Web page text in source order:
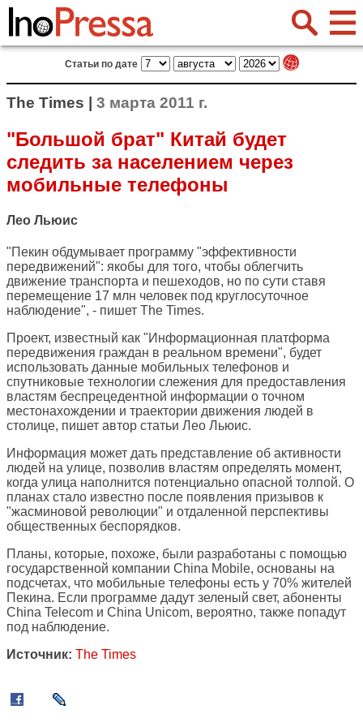
Статьи по дате
The Times | 3 марта 2011 г.
"Большой брат" Китай будет
следить за населением через
мобильные телефоны
Лео Льюис
"Пекин обдумывает программу "эффективности
передвижений": якобы для того, чтобы облегчить
движение транспорта и пешеходов, но по сути ставя
перемещение 17 млн человек под круглосуточное
наблюдение", - пишет The Times.
Проект, известный как "Информационная платформа
передвижения граждан в реальном времени", будет
использовать данные мобильных телефонов и
спутниковые технологии слежения для предоставления
властям беспрецедентной информации о точном
местонахождении и траектории движения людей в
столице, пишет автор статьи Лео Льюис.
Информация может дать представление об активности
людей на улице, позволив властям определять момент,
когда улица наполнится потенциально опасной толпой. О
планах стало известно после появления призывов к
"жасминовой революции" и отдаленной перспективы
общественных беспорядков.
Планы, которые, похоже, были разработаны с помощью
государственной компании China Mobile, основаны на
подсчетах, что мобильные телефоны есть у 70% жителей
Пекина. Если программе дадут зеленый свет, абоненты
China Telecom и China Unicom, вероятно, также попадут
под наблюдение.
Источник: The Times